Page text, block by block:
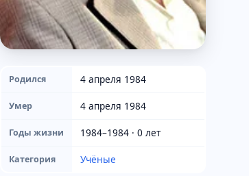
Родился 4 апреля 1984
Умер 4 апреля 1984
Годы жизни 1984–1984 · 0 лет
Категория Учёные